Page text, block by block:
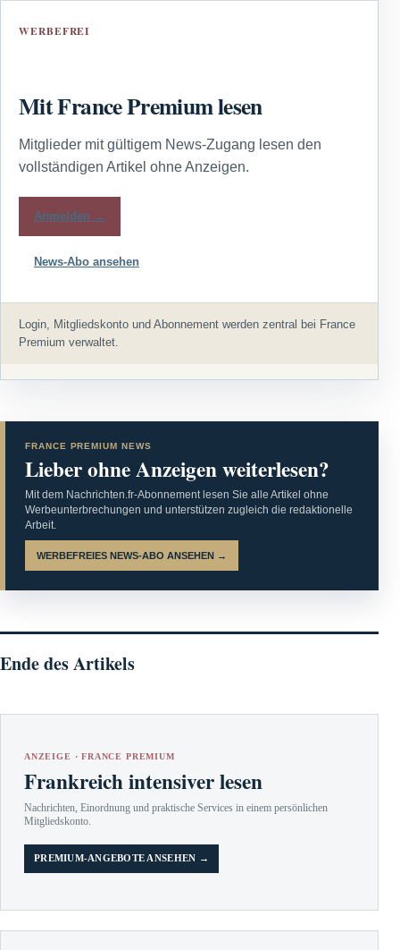
WERBEFREI
Mit France Premium lesen
Mitglieder mit gültigem News-Zugang lesen den
vollständigen Artikel ohne Anzeigen.
Anmelden →
News-Abo ansehen
Login, Mitgliedskonto und Abonnement werden zentral bei France
Premium verwaltet.
FRANCE PREMIUM NEWS
Lieber ohne Anzeigen weiterlesen?
Mit dem Nachrichten.fr-Abonnement lesen Sie alle Artikel ohne
Werbeunterbrechungen und unterstützen zugleich die redaktionelle
Arbeit.
WERBEFREIES NEWS-ABO ANSEHEN →
Ende des Artikels
ANZEIGE · FRANCE PREMIUM
Frankreich intensiver lesen
Nachrichten, Einordnung und praktische Services in einem persönlichen
Mitgliedskonto.
PREMIUM-ANGEBOTE ANSEHEN →